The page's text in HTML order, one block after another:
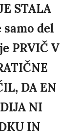
STALA
samo del
PRVIČ V
DA EN
NI
IN